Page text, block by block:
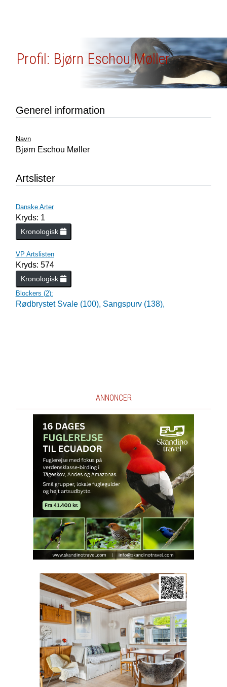
Profil: Bjørn Eschou Møller
Generel information
Navn
Bjørn Eschou Møller
Artslister
Danske Arter
Kryds: 1
Kronologisk
VP Artslisten
Kryds: 574
Kronologisk
Blockers (2):
Rødbrystet Svale (100), Sangspurv (138),
ANNONCER